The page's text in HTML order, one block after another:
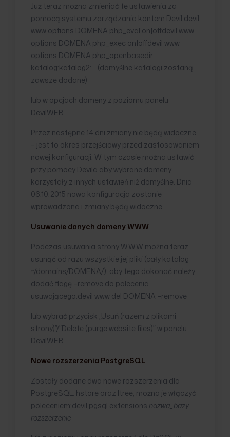
Już teraz można zmieniać te ustawienia za
pomocą systemu zarządzania kontem Devil:devil
www options DOMENA php_eval on|offdevil www
options DOMENA php_exec on|offdevil www
options DOMENA php_openbasedir
katalog:katalog2:… (domyślne katalogi zostaną
zawsze dodane)
lub w opcjach domeny z poziomu panelu
DevilWEB
Przez następne 14 dni zmiany nie będą widoczne
– jest to okres przejściowy przed zastosowaniem
nowej konfiguracji. W tym czasie można ustawić
przy pomocy Devila aby wybrane domeny
korzystały z innych ustawień niż domyślne. Dnia
06.10.2015 nowa konfiguracja zostanie
wprowadzona i zmiany będą widoczne.
Usuwanie danych domeny WWW
Podczas usuwania strony WWW można teraz
usunąć od razu wszystkie jej pliki (cały katalog
~/domains/DOMENA/), aby tego dokonać należy
dodać flagę –remove do polecenia
usuwającego:devil www del DOMENA –remove
lub wybrać przycisk „Usuń (razem z plikami
strony)”/”Delete (purge website files)” w panelu
DevilWEB
Nowe rozszerzenia PostgreSQL
Zostały dodane dwa nowe rozszerzenia dla
PostgreSQL: hstore oraz ltree, można je włączyć
poleceniem:devil pgsql extensions nazwa_bazy
rozszerzenie